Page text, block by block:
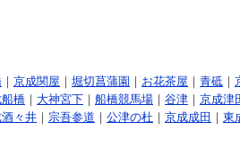
｜ 京成関屋 ｜ 堀切菖蒲園 ｜ お花茶屋 ｜ 青砥 ｜
橋 ｜ 大神宮下 ｜ 船橋競馬場 ｜ 谷津 ｜ 京成津
々井 ｜ 宗吾参道 ｜ 公津の杜 ｜ 京成成田 ｜ 東